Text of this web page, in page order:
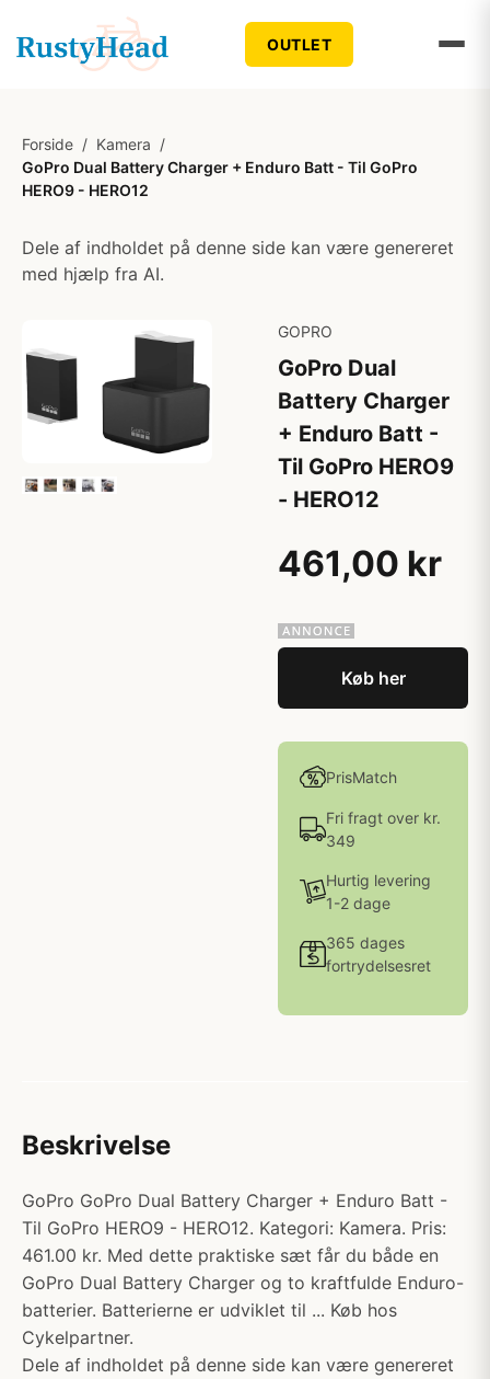
OUTLET
Forside / Kamera /
GoPro Dual Battery Charger + Enduro Batt - Til GoPro
HERO9 - HERO12
Dele af indholdet på denne side kan være genereret
med hjælp fra AI.
GOPRO
GoPro Dual
Battery Charger
+ Enduro Batt -
Til GoPro HERO9
- HERO12
461,00 kr
Køb her
PrisMatch
Fri fragt over kr.
349
Hurtig levering
1-2 dage
365 dages
fortrydelsesret
Beskrivelse
GoPro GoPro Dual Battery Charger + Enduro Batt -
Til GoPro HERO9 - HERO12. Kategori: Kamera. Pris:
461.00 kr. Med dette praktiske sæt får du både en
GoPro Dual Battery Charger og to kraftfulde Enduro-
batterier. Batterierne er udviklet til ... Køb hos
Cykelpartner.
Dele af indholdet på denne side kan være genereret